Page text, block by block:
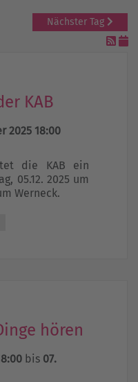
Nächster Tag
KAB
2025 18:00
die KAB ein
05.12. 2025 um
Werneck.
hören
bis 07.